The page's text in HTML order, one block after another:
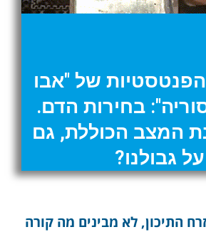
של "אבו
בחירות הדם.
המצב הכוללת, גם
על גבולנו?
התיכון, לא מבינים מה קורה